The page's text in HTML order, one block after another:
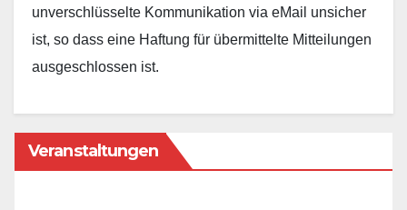
unverschlüsselte Kommunikation via eMail unsicher
ist, so dass eine Haftung für übermittelte Mitteilungen
ausgeschlossen ist.
Veranstaltungen